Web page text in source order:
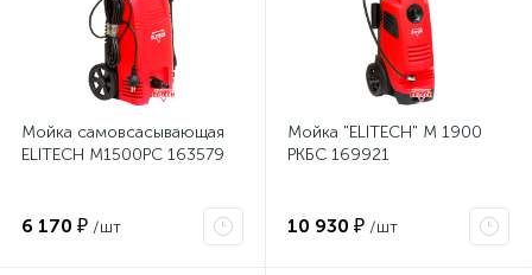
Мойка самовсасывающая
ELITECH М1500РС 163579
6 170 ₽ /шт
Мойка "ELITECH" М 1900
РКБС 169921
10 930 ₽ /шт